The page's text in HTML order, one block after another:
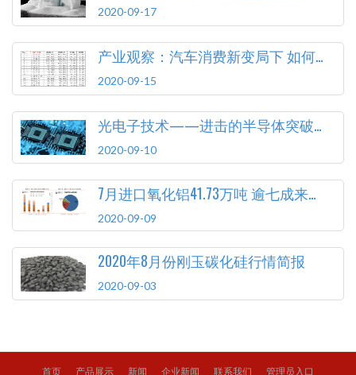
2020-09-17
产业观察：汽车消费新变局下 如何顺应变化释放潜力
2020-09-15
光电子技术——进击的半导体突破口
2020-09-10
7月进口氧化铝41.73万吨 逾七成来自澳大利亚
2020-09-09
2020年8月份刚玉碳化硅行情简报
2020-09-03
首页 产品展示 新闻 企业新闻 联系我们 管理员入口